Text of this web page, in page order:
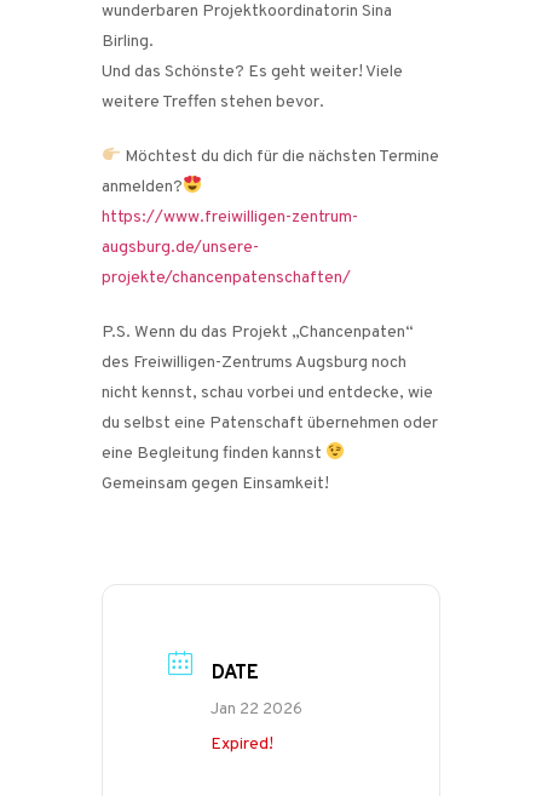
wunderbaren Projektkoordinatorin Sina
Birling.
Und das Schönste? Es geht weiter! Viele
weitere Treffen stehen bevor.
Möchtest du dich für die nächsten Termine
anmelden?
https://www.freiwilligen-zentrum-
augsburg.de/unsere-
projekte/chancenpatenschaften/
P.S. Wenn du das Projekt „Chancenpaten“
des Freiwilligen-Zentrums Augsburg noch
nicht kennst, schau vorbei und entdecke, wie
du selbst eine Patenschaft übernehmen oder
eine Begleitung finden kannst
Gemeinsam gegen Einsamkeit!
DATE
Jan 22 2026
Expired!